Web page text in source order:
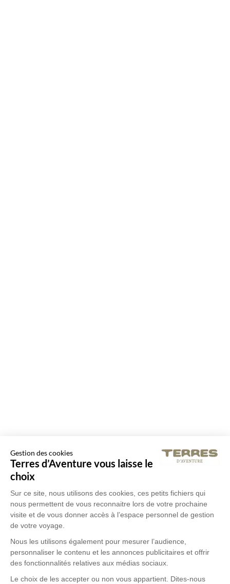
Gestion des cookies
Terres d’Aventure vous laisse le
choix
Sur ce site, nous utilisons des cookies, ces petits fichiers qui
nous permettent de vous reconnaitre lors de votre prochaine
visite et de vous donner accès à l’espace personnel de gestion
de votre voyage.
Nous les utilisons également pour mesurer l’audience,
personnaliser le contenu et les annonces publicitaires et offrir
des fonctionnalités relatives aux médias sociaux.
Le choix de les accepter ou non vous appartient. Dites-nous